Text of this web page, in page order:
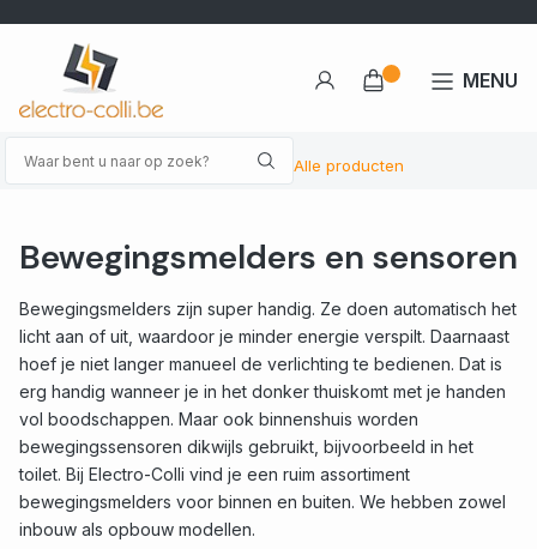
Alle producten
MENU
Bewegingsmelders en sensoren
Bewegingsmelders zijn super handig. Ze doen automatisch het
licht aan of uit, waardoor je minder energie verspilt. Daarnaast
hoef je niet langer manueel de verlichting te bedienen. Dat is
erg handig wanneer je in het donker thuiskomt met je handen
vol boodschappen. Maar ook binnenshuis worden
bewegingssensoren dikwijls gebruikt, bijvoorbeeld in het
toilet. Bij Electro-Colli vind je een ruim assortiment
bewegingsmelders voor binnen en buiten. We hebben zowel
inbouw als opbouw modellen.